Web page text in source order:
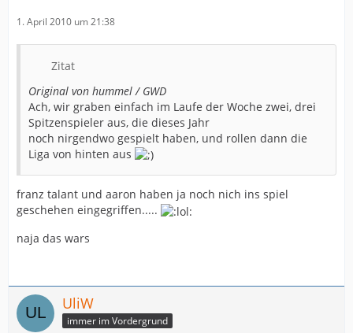
1. April 2010 um 21:38
Zitat
Original von hummel / GWD
Ach, wir graben einfach im Laufe der Woche zwei, drei
Spitzenspieler aus, die dieses Jahr
noch nirgendwo gespielt haben, und rollen dann die
Liga von hinten aus
franz talant und aaron haben ja noch nich ins spiel
geschehen eingegriffen.....
naja das wars
UliW
immer im Vordergrund